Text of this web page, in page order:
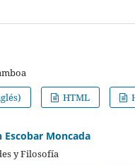
HTML
Moncada
y Filosofía